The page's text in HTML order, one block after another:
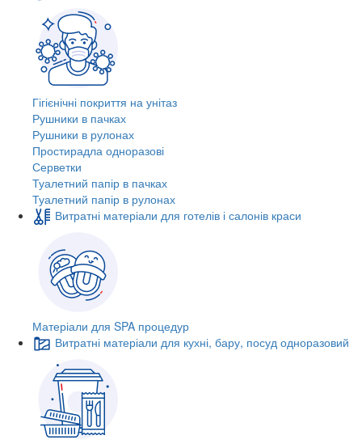
Гігієнічні покриття на унітаз
Рушники в пачках
Рушники в рулонах
Простирадла одноразові
Серветки
Туалетний папір в пачках
Туалетний папір в рулонах
Витратні матеріали для готелів і салонів краси
Матеріали для SPA процедур
Витратні матеріали для кухні, бару, посуд одноразовий